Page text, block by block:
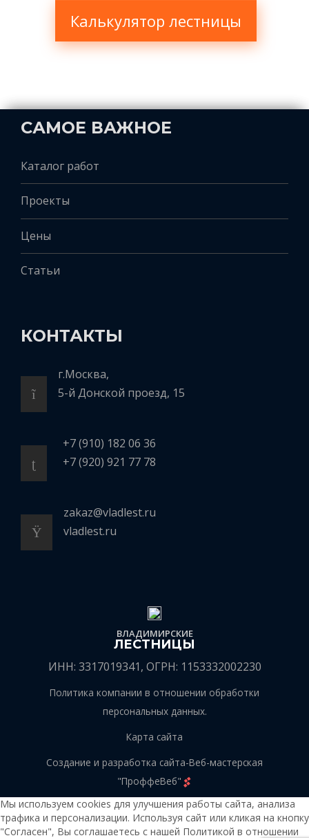
Калькулятор лестницы
САМОЕ ВАЖНОЕ
Каталог работ
Проекты
Цены
Статьи
КОНТАКТЫ
г.Москва,
5-й Донской проезд, 15
+7 (910) 182 06 36
+7 (920) 921 77 78
zakaz@vladlest.ru
vladlest.ru
ВЛАДИМИРСКИЕ
ЛЕСТНИЦЫ
ИНН: 3317019341, ОГРН: 1153332002230
Политика компании в отношении обработки
персональных данных.
Карта сайта
Создание и разработка сайта-Веб-мастерская
"ПроффеВеб"
Мы используем cookies для улучшения работы сайта, анализа
трафика и персонализации. Используя сайт или кликая на кнопку
"Согласен", Вы соглашаетесь с нашей Политикой в отношении